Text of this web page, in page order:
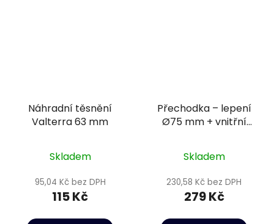
Náhradní těsnění
Valterra 63 mm
Skladem
95,04 Kč bez DPH
115 Kč
Přechodka – lepení
Ø75 mm + vnitřní
Skladem
230,58 Kč bez DPH
279 Kč